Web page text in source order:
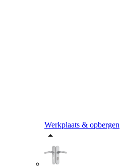
Werkplaats & opbergen